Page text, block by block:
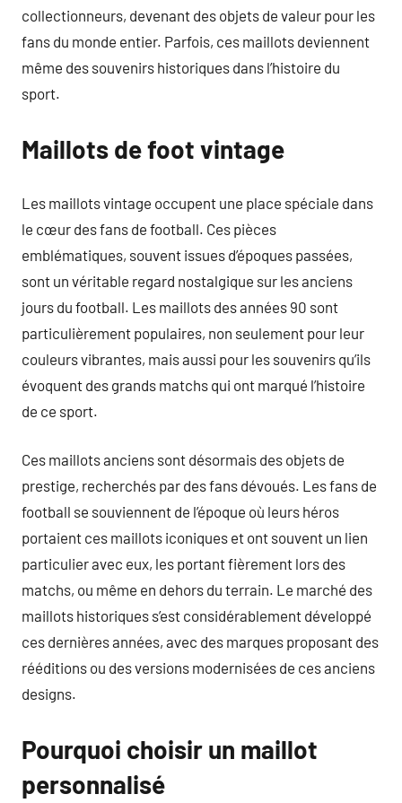
collectionneurs, devenant des objets de valeur pour les
fans du monde entier. Parfois, ces maillots deviennent
même des souvenirs historiques dans l’histoire du
sport.
Maillots de foot vintage
Les maillots vintage occupent une place spéciale dans
le cœur des fans de football. Ces pièces
emblématiques, souvent issues d’époques passées,
sont un véritable regard nostalgique sur les anciens
jours du football. Les maillots des années 90 sont
particulièrement populaires, non seulement pour leur
couleurs vibrantes, mais aussi pour les souvenirs qu’ils
évoquent des grands matchs qui ont marqué l’histoire
de ce sport.
Ces maillots anciens sont désormais des objets de
prestige, recherchés par des fans dévoués. Les fans de
football se souviennent de l’époque où leurs héros
portaient ces maillots iconiques et ont souvent un lien
particulier avec eux, les portant fièrement lors des
matchs, ou même en dehors du terrain. Le marché des
maillots historiques s’est considérablement développé
ces dernières années, avec des marques proposant des
rééditions ou des versions modernisées de ces anciens
designs.
Pourquoi choisir un maillot
personnalisé